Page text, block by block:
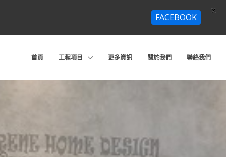
首頁 工程項目 更多資訊 關於我們 聯絡我們
FACEBOOK
X